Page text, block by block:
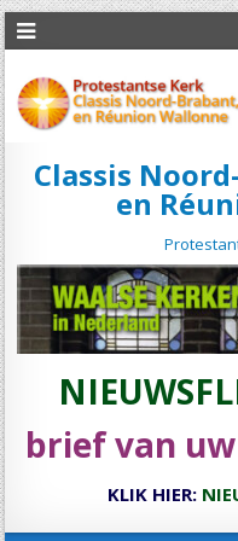
Classis
en
brief van
KLIK HIER: